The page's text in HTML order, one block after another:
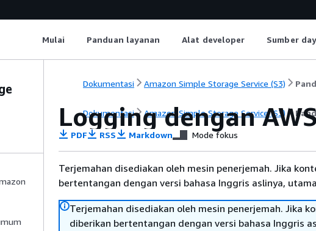
Mulai Panduan layanan Alat developer Sumber
Dokumentasi Amazon Simple Storage Service (S3)
Dokumentasi Amazon Simple Storage Service (S3)
Logging dengan
PDF RSS Markdown Mode fokus
Terjemahan disediakan oleh mesin penerjemah. Jika
bertentangan dengan versi bahasa Inggris aslinya,
Terjemahan disediakan oleh mesin penerjemah. Jika
diberikan bertentangan dengan versi bahasa Inggris